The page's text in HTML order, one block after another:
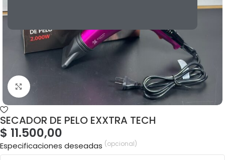
SECADOR DE PELO EXXTRA TECH
$ 11.500,00
Especificaciones deseadas (opcional)